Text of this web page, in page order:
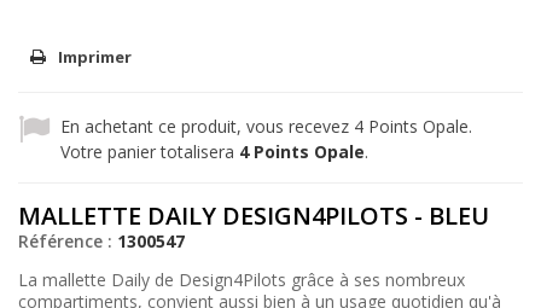
Imprimer
En achetant ce produit, vous recevez 4 Points Opale.
Votre panier totalisera 4Points Opale.
MALLETTE DAILY DESIGN4PILOTS - BLEU
Référence : 1300547
La mallette Daily de Design4Pilots grâce à ses nombreux
compartiments, convient aussi bien à un usage quotidien qu'à